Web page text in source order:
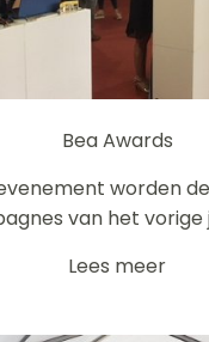
Bea Awards
worden
van het
Lees meer